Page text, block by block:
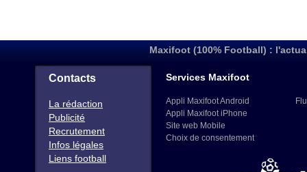
Maxifoot (100% Football) :
Contacts
La rédaction
Publicité
Recrutement
Infos légales
Liens football
Services Maxifoot
Appli Maxifoot Android
Appli Maxifoot iPhone
Site web Mobile
Choix de consentement